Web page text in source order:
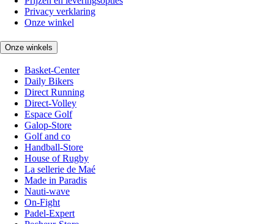
Privacy verklaring
Onze winkel
Onze winkels
Basket-Center
Daily Bikers
Direct Running
Direct-Volley
Espace Golf
Galop-Store
Golf and co
Handball-Store
House of Rugby
La sellerie de Maé
Made in Paradis
Nauti-wave
On-Fight
Padel-Expert